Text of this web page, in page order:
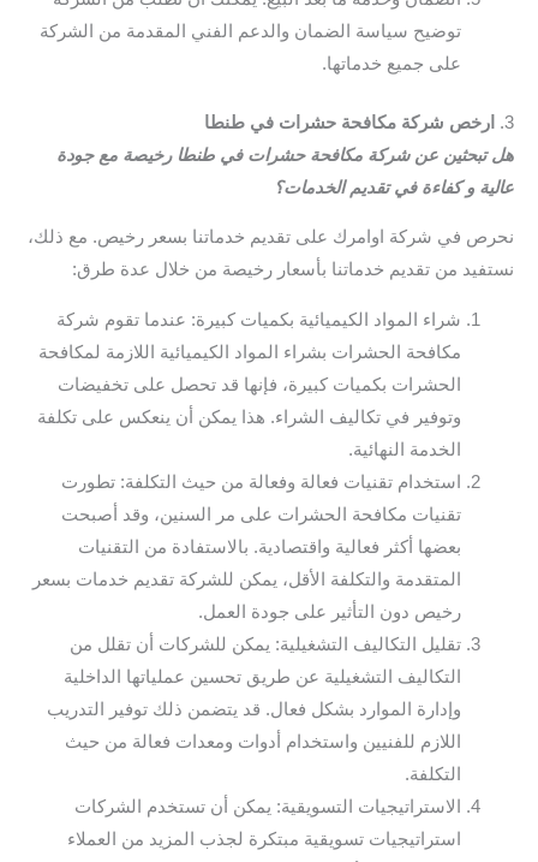
توضيح سياسة الضمان والدعم الفني المقدمة من الشركة
على جميع خدماتها.
3.
ارخص شركة مكافحة حشرات في طنطا
هل تبحثين عن شركة مكافحة حشرات في طنطا رخيصة مع جودة
عالية و كفاءة في تقديم الخدمات؟
نحرص في شركة اوامرك على تقديم خدماتنا بسعر رخيص. مع ذلك،
نستفيد من تقديم خدماتنا بأسعار رخيصة من خلال عدة طرق:
شراء المواد الكيميائية بكميات كبيرة: عندما تقوم شركة
مكافحة الحشرات بشراء المواد الكيميائية اللازمة لمكافحة
الحشرات بكميات كبيرة، فإنها قد تحصل على تخفيضات
وتوفير في تكاليف الشراء. هذا يمكن أن ينعكس على تكلفة
الخدمة النهائية.
استخدام تقنيات فعالة وفعالة من حيث التكلفة: تطورت
تقنيات مكافحة الحشرات على مر السنين، وقد أصبحت
بعضها أكثر فعالية واقتصادية. بالاستفادة من التقنيات
المتقدمة والتكلفة الأقل، يمكن للشركة تقديم خدمات بسعر
رخيص دون التأثير على جودة العمل.
تقليل التكاليف التشغيلية: يمكن للشركات أن تقلل من
التكاليف التشغيلية عن طريق تحسين عملياتها الداخلية
وإدارة الموارد بشكل فعال. قد يتضمن ذلك توفير التدريب
اللازم للفنيين واستخدام أدوات ومعدات فعالة من حيث
التكلفة.
الاستراتيجيات التسويقية: يمكن أن تستخدم الشركات
استراتيجيات تسويقية مبتكرة لجذب المزيد من العملاء